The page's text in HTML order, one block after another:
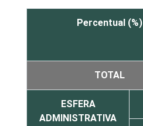
Percentual (%)
TOTAL
ESFERA
ADMINISTRATIVA